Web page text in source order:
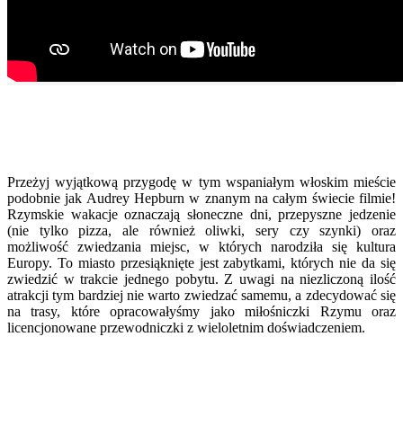
Przeżyj wyjątkową przygodę w tym wspaniałym włoskim mieście
podobnie jak Audrey Hepburn w znanym na całym świecie filmie!
Rzymskie wakacje oznaczają słoneczne dni, przepyszne jedzenie
(nie tylko pizza, ale również oliwki, sery czy szynki) oraz
możliwość zwiedzania miejsc, w których narodziła się kultura
Europy. To miasto przesiąknięte jest zabytkami, których nie da się
zwiedzić w trakcie jednego pobytu. Z uwagi na niezliczoną ilość
atrakcji tym bardziej nie warto zwiedzać samemu, a zdecydować się
na trasy, które opracowałyśmy jako miłośniczki Rzymu oraz
licencjonowane przewodniczki z wieloletnim doświadczeniem.